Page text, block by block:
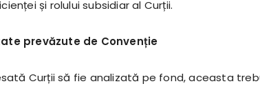
și rolului subsidiar al Curții.
prevăzute de Convenție
Curții să fie analizată pe fond, aceasta